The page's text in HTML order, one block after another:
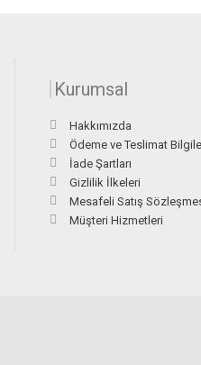
Kurumsal
Hakkımızda
Ödeme ve Teslimat
İade Şartları
Gizlilik İlkeleri
Mesafeli Satış
Müşteri Hizmetleri